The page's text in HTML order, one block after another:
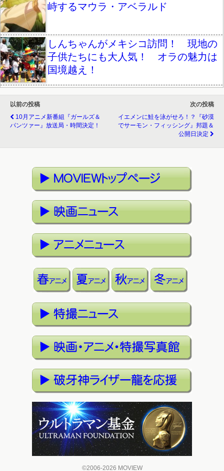
峙するマウラ・アベラルド
しんちゃんがメキシコ訪問！ 現地の
子供たちにも大人気！ オラの魅力は
国境越え！
以前の投稿
10月アニメ新番組『ガールズ＆
パンツァー』放送局・時間決定！
次の投稿
イエメンに鮭を泳がせろ！？『砂漠
でサーモン・フィッシング』邦題＆
公開日決定
©2006-2026 MOVIEW